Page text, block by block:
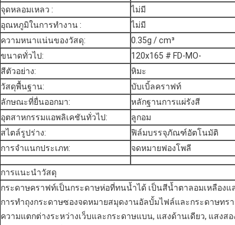
จุดหลอมเหลว :
ไม่มี
อุณหภูมิในการทำงาน :
ไม่มี
ความหนาแน่นของวัสดุ:
0.35g / cm³
ขนาดทั่วไป:
120x165 # FD-MO-
สีตัวอย่าง:
หิมะ
วัสดุพื้นฐาน:
บับเบิ้ลคราฟท์
ลักษณะที่ยื่นออกมา:
หลักฐานการแผ่รังสี
อุตสาหกรรมแอพลิเคชันทั่วไป:
ลูกอม
สไตล์รูปร่าง:
ฟิล์มบรรจุภัณฑ์อัตโนมัติ
การจำแนกประเภท:
จดหมายฟองโพลี
การแนะนำวัสดุ
กระดาษคราฟท์เป็นกระดาษห่อที่ทนน้ำได้ เป็นสีน้ำตาลอมเหลือง
การทำถุงกระดาษซองจดหมายสมุดงานอัลบั้มไฟล์และกระดาษทร
ความแตกต่างระหว่างเว็บและกระดาษแบน, แสงด้านเดียว, แสง